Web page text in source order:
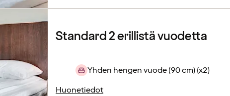
Standard 2 erillistä vuodetta
Yhden hengen vuode (90 cm) (x2)
Huonetiedot